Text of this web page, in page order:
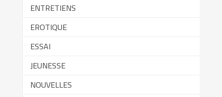
ENTRETIENS
EROTIQUE
ESSAI
JEUNESSE
NOUVELLES